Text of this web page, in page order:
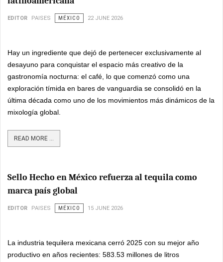
EDITOR PAISES MÉXICO 22 JUNE 2026
Hay un ingrediente que dejó de pertenecer exclusivamente al
desayuno para conquistar el espacio más creativo de la
gastronomía nocturna: el café, lo que comenzó como una
exploración tímida en bares de vanguardia se consolidó en la
última década como uno de los movimientos más dinámicos de la
mixología global.
READ MORE ...
Sello Hecho en México refuerza al tequila como
marca país global
EDITOR PAISES MÉXICO 15 JUNE 2026
La industria tequilera mexicana cerró 2025 con su mejor año
productivo en años recientes: 583.53 millones de litros